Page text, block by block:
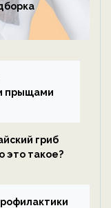
прыщами
гриб
это такое?